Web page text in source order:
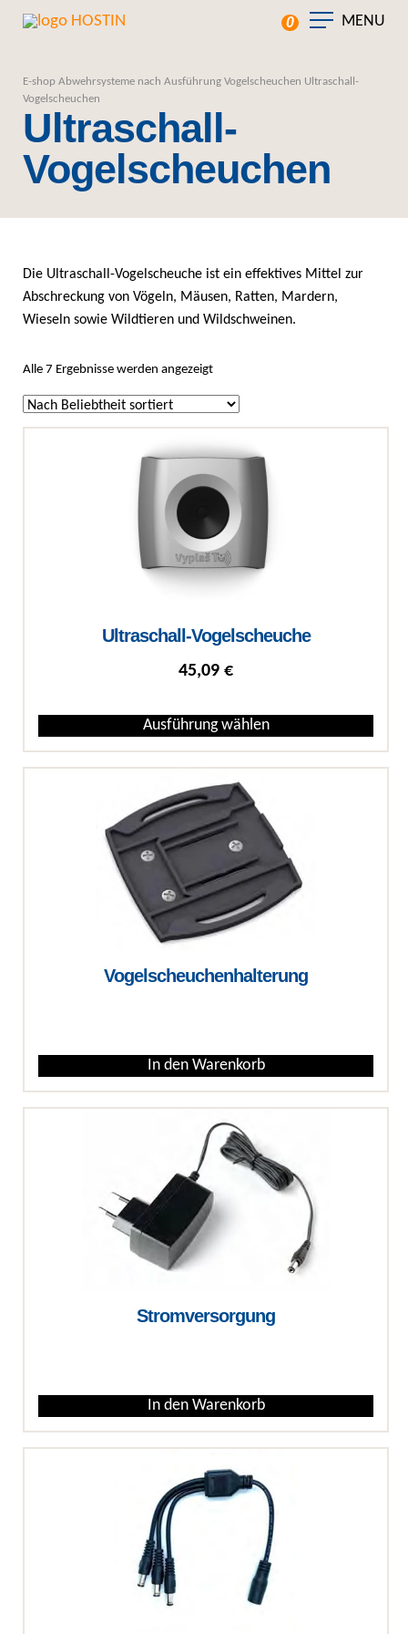
0 MENU
E-shop Abwehrsysteme nach Ausführung Vogelscheuchen Ultraschall-
Vogelscheuchen
Ultraschall-
Vogelscheuchen
Die Ultraschall-Vogelscheuche ist ein effektives Mittel zur
Abschreckung von Vögeln, Mäusen, Ratten, Mardern,
Wieseln sowie Wildtieren und Wildschweinen.
Alle 7 Ergebnisse werden angezeigtNach Beliebtheit sortiert
Ultraschall-Vogelscheuche
45,09 €
Ausführung wählen
Vogelscheuchenhalterung
In den Warenkorb
Stromversorgung
In den Warenkorb